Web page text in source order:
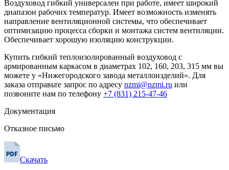
Воздуховод гибкий универсален при работе, имеет широкий
диапазон рабочих температур. Имеет возможность изменять
направление вентиляционной системы, что обеспечивает
оптимизацию процесса сборки и монтажа систем вентиляции.
Обеспечивает хорошую изоляцию конструкции.
Купить гибкий теплоизолированный воздуховод с
армированным каркасом в диаметрах 102, 160, 203, 315 мм вы
можете у «Нижегородского завода металлоизделий». Для
заказа отправьте запрос по адресу nzmi@nzmi.ru или
позвоните нам по телефону +7 (831) 215-47-46
Документация
Отказное письмо
Скачать